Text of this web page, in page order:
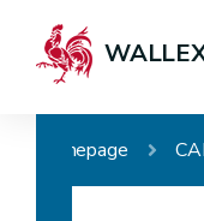
Homepage